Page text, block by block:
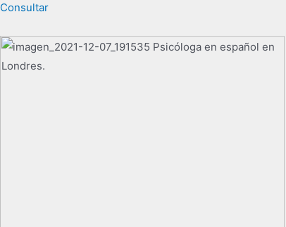
Consultar